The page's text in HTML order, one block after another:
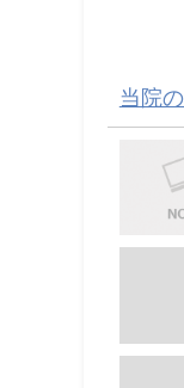
当院